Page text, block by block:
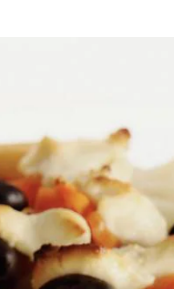
de groentemix
Verkruimel de
warm hem op de dag zelf